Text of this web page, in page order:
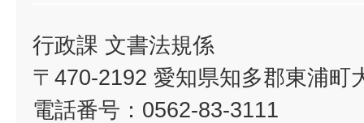
行政課 文書法規係
〒470-2192 愛知県知多郡東浦町
電話番号：0562-83-3111